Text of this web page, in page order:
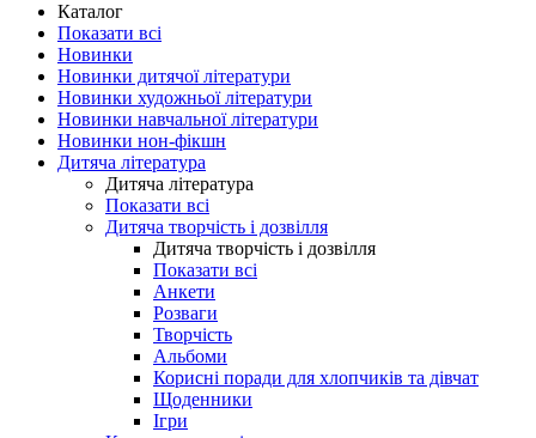
Каталог
Показати всі
Новинки
Новинки дитячої літератури
Новинки художньої літератури
Новинки навчальної літератури
Новинки нон-фікшн
Дитяча література
Дитяча література
Показати всі
Дитяча творчість і дозвілля
Дитяча творчість і дозвілля
Показати всі
Анкети
Розваги
Творчість
Альбоми
Корисні поради для хлопчиків та дівчат
Щоденники
Ігри